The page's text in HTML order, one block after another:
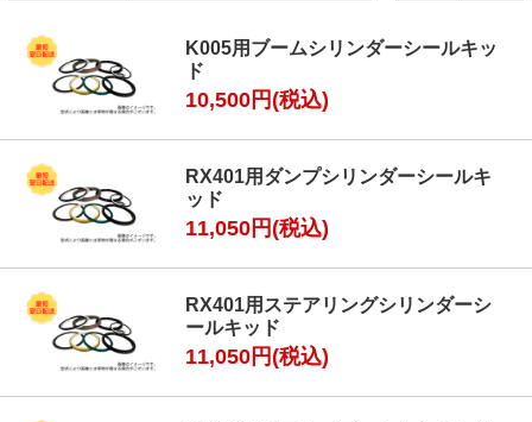
K005用ブームシリンダーシールキッ
ド
10,500円(税込)
RX401用ダンプシリンダーシールキ
ッド
11,050円(税込)
RX401用ステアリングシリンダーシ
ールキッド
11,050円(税込)